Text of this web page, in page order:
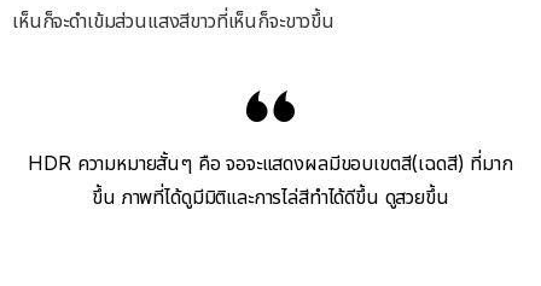
เห็นก็จะดำเข้มส่วนแสงสีขาวที่เห็นก็จะขาวขึ้น
HDR ความหมายสั้นๆ คือ จอจะแสดงผลมีขอบเขตสี(เฉดสี) ที่มาก
ขึ้น ภาพที่ได้ดูมีมิติและการไล่สีทำได้ดีขึ้น ดูสวยขึ้น